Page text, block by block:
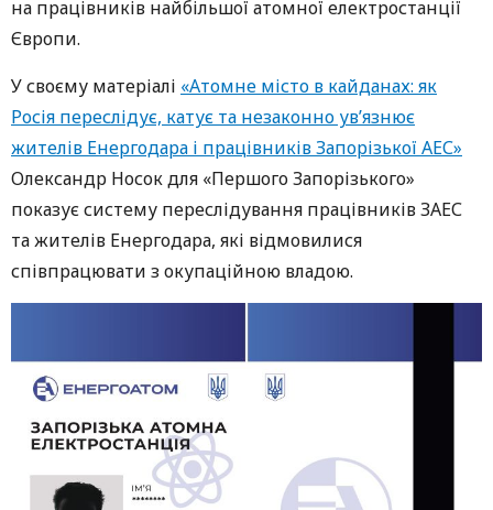
на працівників найбільшої атомної електростанції
Європи.
У своєму матеріалі «Атомне місто в кайданах: як
Росія переслідує, катує та незаконно ув’язнює
жителів Енергодара і працівників Запорізької АЕС»
Олександр Носок для «Першого Запорізького»
показує систему переслідування працівників ЗАЕС
та жителів Енергодара, які відмовилися
співпрацювати з окупаційною владою.